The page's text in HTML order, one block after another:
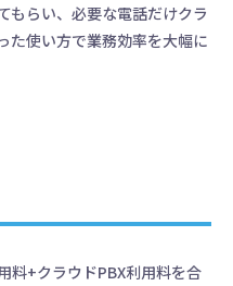
もらい、必要な電話だけクラ
た使い方で業務効率を大幅に
料+クラウドPBX利用料を合
ライアル